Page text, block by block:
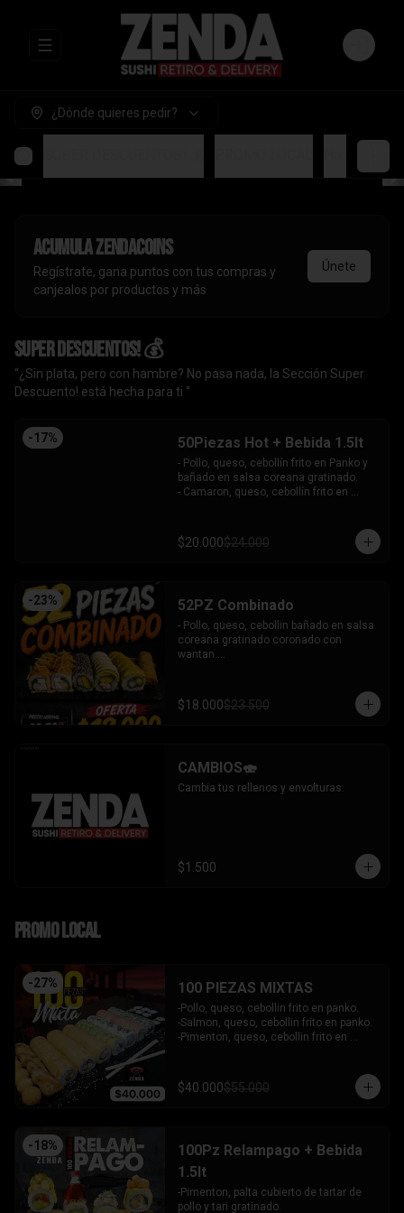
Abrir menu de navegación Login
¿Dónde quieres pedir?
AcumulaZendaCoins
Regístrate, gana puntos con tus compras y
canjealos por productos y más
Únete
SUPER DESCUENTOS! 💰
“¿Sin plata, pero con hambre? No pasa nada, la Sección Super
Descuento! está hecha para ti “
-17% 50Piezas Hot + Bebida 1.5lt
- Pollo, queso, cebollín frito en Panko y
bañado en salsa coreana gratinado.
- Camaron, queso, cebollín frito en
bañado en salsa tari.
- Salmón, queso, cebollín frito en Panko.
$20.000$24.000
-23% 52PZ Combinado
- Pollo, queso, cebollin bañado en salsa
coreana gratinado coronado con
wantan.
wantan.
-kanikama, palta envuelto en sesamo.
gratinado.
+ 2 arrollado primavera.
$18.000$23.500
CAMBIOS🍣
Cambia tus rellenos y envolturas.
$1.500
PROMO LOCAL
-27% 100 PIEZAS MIXTAS
-Pollo, queso, cebollin frito en panko.
-Salmon, queso, cebollin frito en panko.
-Pimenton, queso, cebollin frito en
-Camaron furai, queso, cebollin
envuelto en palta.
salmon.
-Hosomaki de kanikama.
- 5 Gyosas fritas + 5 bolitas de queso.
INCLUYE: 6 SALSAS - 5 PALITOS
$40.000$55.000
-18%
100Pz Relampago + Bebida
1.5lt
-Pimenton, palta cubierto de tartar de
pollo y tari gratinado.